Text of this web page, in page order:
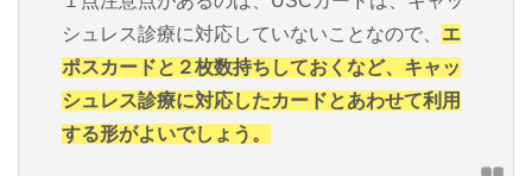
シュレス診療に対応していないことなので、 エ
ポスカードと２枚数持ちしておくなど、キャッ
シュレス診療に対応したカードとあわせて利用
する形がよいでしょう。